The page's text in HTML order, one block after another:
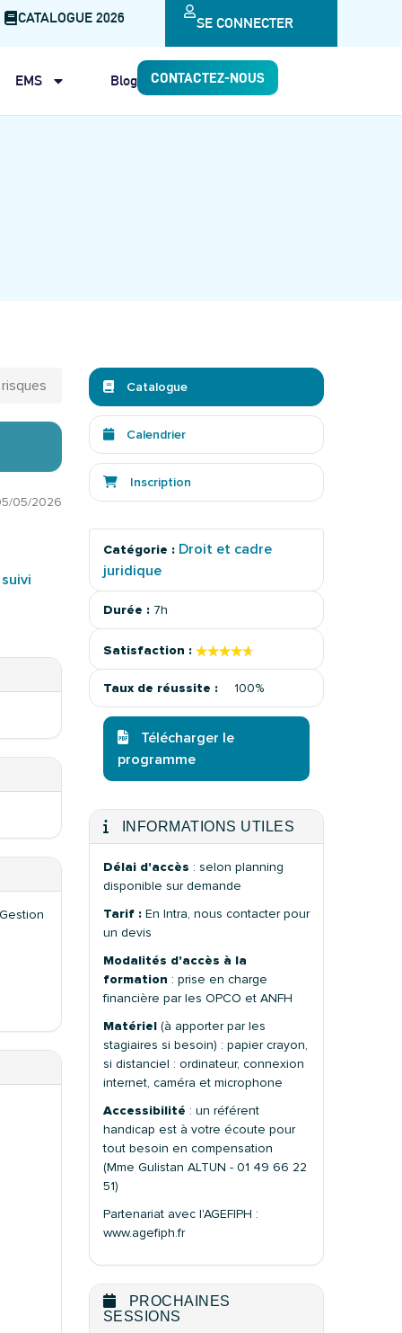
CATALOGUE 2026 SE CONNECTER
EMS Blog CONTACTEZ-NOUS
05/2026
Catalogue
Calendrier
Inscription
Catégorie : Droit et cadre
juridique
Durée :7h
Satisfaction : ★★★★★
★★★★★
Taux de réussite : 100%
Télécharger le
programme
INFORMATIONS UTILES
Délai d'accès : selon planning
disponible sur demande
Tarif : En Intra, nous contacter pour
un devis
Modalités d'accès à la
formation : prise en charge
financière par les OPCO et ANFH
Matériel (à apporter par les
stagiaires si besoin) : papier crayon,
si distanciel : ordinateur, connexion
internet, caméra et microphone
Accessibilité : un référent
handicap est à votre écoute pour
tout besoin en compensation
(Mme Gulistan ALTUN - 01 49 66 22
51)
Partenariat avec l'AGEFIPH :
www.agefiph.fr
PROCHAINES
SESSIONS